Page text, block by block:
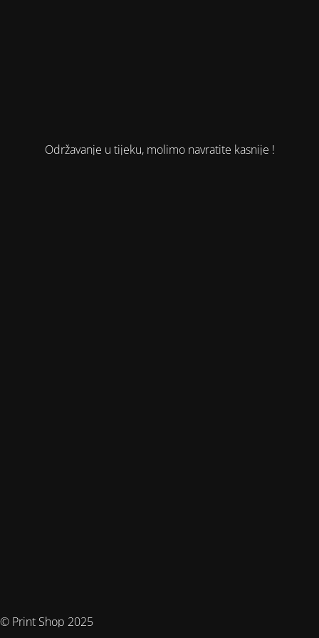
Održavanje u tijeku, molimo navratite kasnije !
© Print Shop 2025